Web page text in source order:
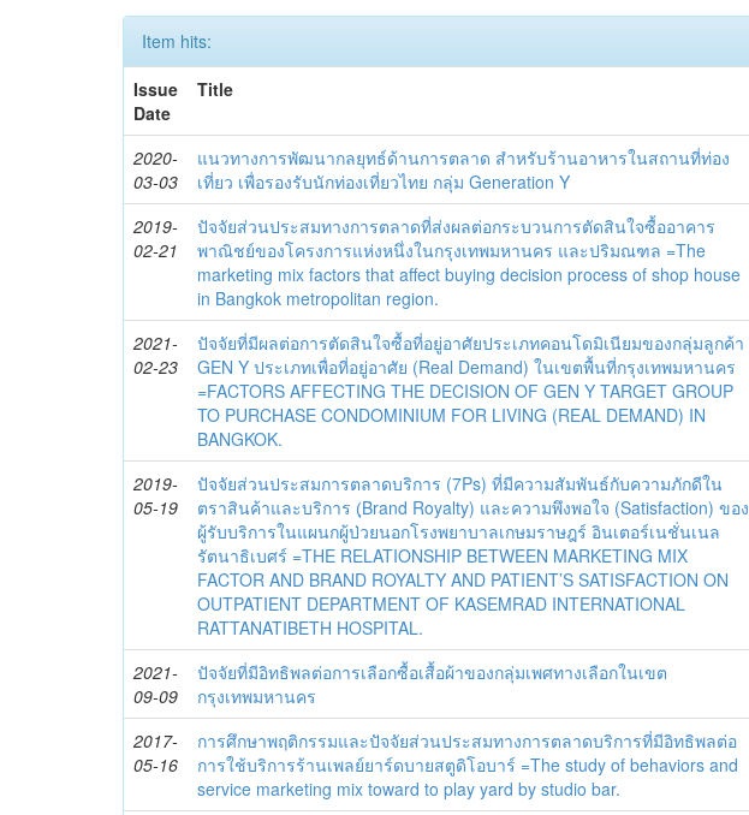
Item hits:
Issue
Date
Title
2020-
03-03
แนวทางการพัฒนากลยุทธ์ด้านการตลาด สำหรับร้านอาหารในสถานที่ท่อง
เที่ยว เพื่อรองรับนักท่องเที่ยวไทย กลุ่ม Generation Y
2019-
02-21
ปัจจัยส่วนประสมทางการตลาดที่ส่งผลต่อกระบวนการตัดสินใจซื้ออาคาร
พาณิชย์ของโครงการแห่งหนึ่งในกรุงเทพมหานคร และปริมณฑล =The
marketing mix factors that affect buying decision process of shop house
in Bangkok metropolitan region.
2021-
02-23
ปัจจัยที่มีผลต่อการตัดสินใจซื้อที่อยู่อาศัยประเภทคอนโดมิเนียมของกลุ่มลูกค้า
GEN Y ประเภทเพื่อที่อยู่อาศัย (Real Demand) ในเขตพื้นที่กรุงเทพมหานคร
=FACTORS AFFECTING THE DECISION OF GEN Y TARGET GROUP
TO PURCHASE CONDOMINIUM FOR LIVING (REAL DEMAND) IN
BANGKOK.
2019-
05-19
ปัจจัยส่วนประสมการตลาดบริการ (7Ps) ที่มีความสัมพันธ์กับความภักดีใน
ตราสินค้าและบริการ (ฺBrand Royalty) และความพึงพอใจ (Satisfaction) ของ
ผู้รับบริการในแผนกผู้ป่วยนอกโรงพยาบาลเกษมราษฎร์ อินเตอร์เนชั่นเนล
รัตนาธิเบศร์ =THE RELATIONSHIP BETWEEN MARKETING MIX
FACTOR AND BRAND ROYALTY AND PATIENT’S SATISFACTION ON
OUTPATIENT DEPARTMENT OF KASEMRAD INTERNATIONAL
RATTANATIBETH HOSPITAL.
2021-
09-09
ปัจจัยที่มีอิทธิพลต่อการเลือกซื้อเสื้อผ้าของกลุ่มเพศทางเลือกในเขต
กรุงเทพมหานคร
2017-
05-16
การศึกษาพฤติกรรมและปัจจัยส่วนประสมทางการตลาดบริการที่มีอิทธิพลต่อ
การใช้บริการร้านเพลย์ยาร์ดบายสตูดิโอบาร์ =The study of behaviors and
service marketing mix toward to play yard by studio bar.